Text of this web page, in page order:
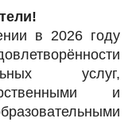
в 2026 году
услуг,
и